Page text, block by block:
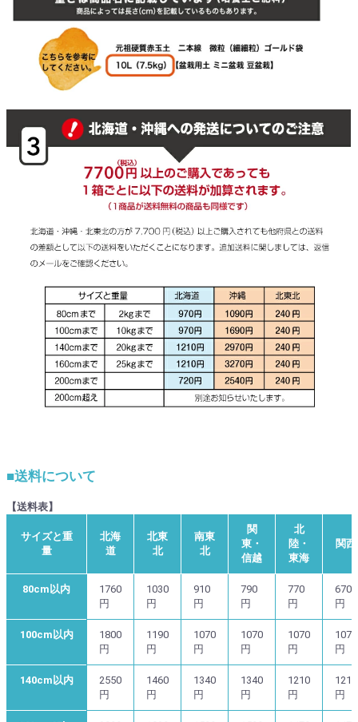
■送料について
【送料表】
サイズと重
量
北海
道
北東
北
南東
北
関
東・
信越
北
陸・
東海
関西
80cm以内
1760
円
1030
円
910
円
790
円
770
円
670
円
100cm以内
1800
円
1190
円
1070
円
1070
円
1070
円
1070
円
140cm以内
2550
円
1460
円
1340
円
1340
円
1210
円
1210
円